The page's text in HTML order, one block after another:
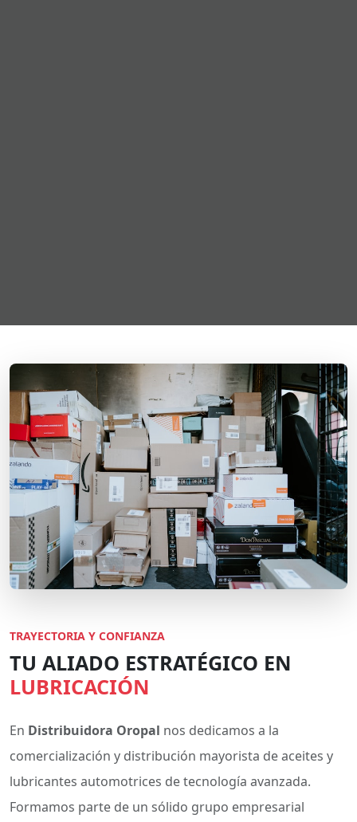
TRAYECTORIA Y CONFIANZA
TU ALIADO ESTRATÉGICO EN
LUBRICACIÓN
En Distribuidora Oropal nos dedicamos a la
comercialización y distribución mayorista de aceites y
lubricantes automotrices de tecnología avanzada.
Formamos parte de un sólido grupo empresarial